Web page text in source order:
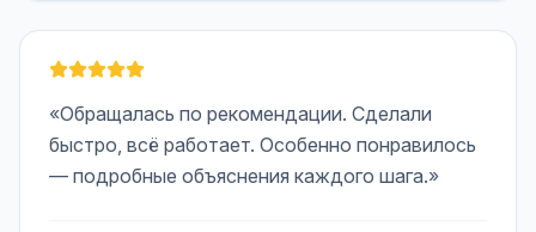
«Обращалась по рекомендации. Сделали
быстро, всё работает. Особенно понравилось
— подробные объяснения каждого шага.»